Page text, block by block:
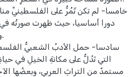
خامسا- لم تكن تّمُرُّ على الفلسطينيِّ
دورا أساسيا، حيث ظهرت صورتُه في
سادسا- حمل الأدبُ الشعبيُّ
التي تَدُلُّ على مكانةِ الخيلِ في
مستمدٌ من التراثِ العربي، وبعضُها